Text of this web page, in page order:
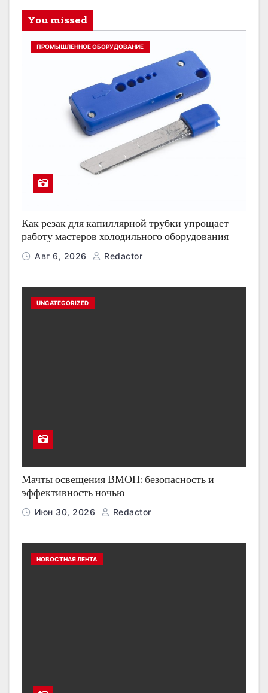
You missed
ПРОМЫШЛЕННОЕ ОБОРУДОВАНИЕ
Как резак для капиллярной трубки упрощает
работу мастеров холодильного оборудования
Авг 6, 2026 Redactor
UNCATEGORIZED
Мачты освещения ВМОН: безопасность и
эффективность ночью
Июн 30, 2026 Redactor
НОВОСТНАЯ ЛЕНТА